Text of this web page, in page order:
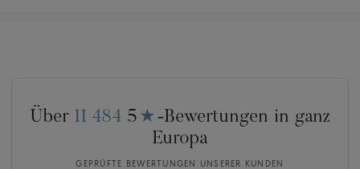
Über 11 484 5 ★ -Bewertungen in ganz
Europa
GEPRÜFTE BEWERTUNGEN UNSERER KUNDEN